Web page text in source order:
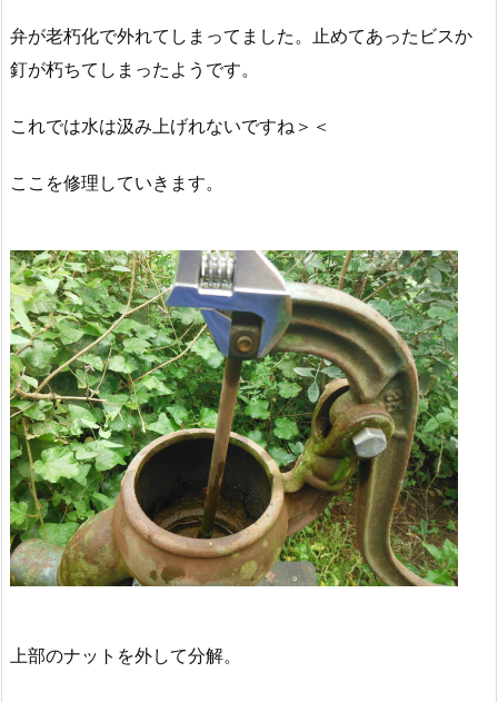
弁が老朽化で外れてしまってました。止めてあったビスか
釘が朽ちてしまったようです。
これでは水は汲み上げれないですね＞＜
ここを修理していきます。
上部のナットを外して分解。